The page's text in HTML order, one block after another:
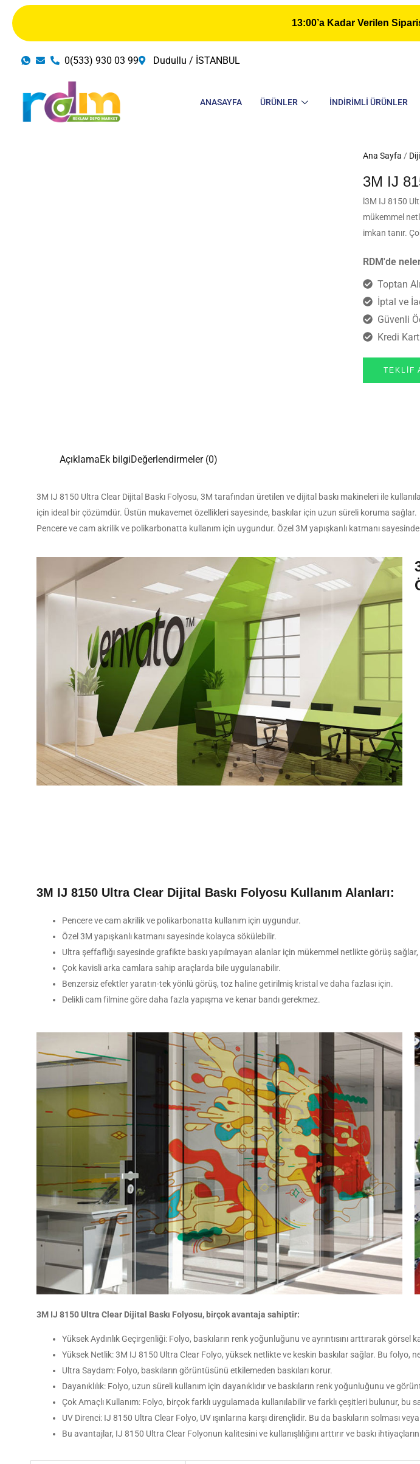
İçeriğe
atla
13:00’a Kadar Verilen
0(533) 930 03 99 Dudullu / İSTANBUL
ANASAYFA ÜRÜNLER İNDIRIMLI ÜRÜNLER
Ana Sayfa /
3M IJ
l3M IJ 8150
mükemmel
imkan tanır.
RDM'de
Toptan
İptal ve
Güvenli
Kredi
TEKLIF
AçıklamaEk bilgiDeğerlendirmeler (0)
3M IJ 8150 Ultra Clear Dijital Baskı Folyosu, 3M tarafından üretilen ve dijital baskı makineleri ile
için ideal bir çözümdür. Üstün mukavemet özellikleri sayesinde, baskılar için uzun süreli koruma sağlar.
Pencere ve cam akrilik ve polikarbonatta kullanım için uygundur. Özel 3M yapışkanlı katmanı
3M IJ 8150 Ultra Clear Dijital Baskı Folyosu Kullanım Alanları:
Pencere ve cam akrilik ve polikarbonatta kullanım için uygundur.
Özel 3M yapışkanlı katmanı sayesinde kolayca sökülebilir.
Ultra şeffaflığı sayesinde grafikte baskı yapılmayan alanlar için mükemmel netlikte görüş
Çok kavisli arka camlara sahip araçlarda bile uygulanabilir.
Benzersiz efektler yaratın-tek yönlü görüş, toz haline getirilmiş kristal ve daha fazlası için.
Delikli cam filmine göre daha fazla yapışma ve kenar bandı gerekmez.
3M IJ 8150 Ultra Clear Dijital Baskı Folyosu, birçok avantaja sahiptir:
Yüksek Aydınlık Geçirgenliği: Folyo, baskıların renk yoğunluğunu ve ayrıntısını arttırarak görsel
Yüksek Netlik: 3M IJ 8150 Ultra Clear Folyo, yüksek netlikte ve keskin baskılar sağlar. Bu folyo,
Ultra Saydam: Folyo, baskıların görüntüsünü etkilemeden baskıları korur.
Dayanıklılık: Folyo, uzun süreli kullanım için dayanıklıdır ve baskıların renk yoğunluğunu ve
Çok Amaçlı Kullanım: Folyo, birçok farklı uygulamada kullanılabilir ve farklı çeşitleri bulunur, bu
UV Direnci: IJ 8150 Ultra Clear Folyo, UV ışınlarına karşı dirençlidir. Bu da baskıların solması
Bu avantajlar, IJ 8150 Ultra Clear Folyonun kalitesini ve kullanışlılığını arttırır ve baskı